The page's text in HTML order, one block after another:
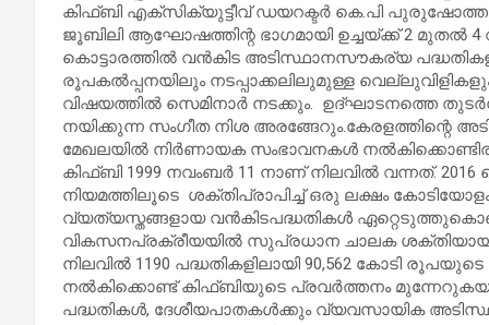
കിഫ്ബി എക്സിക്യുട്ടീവ് ഡയറക്ടർ കെ.പി
ജൂബിലി ആഘോഷത്തിന്റ ഭാഗമായി ഉച്ചയ്ക്ക് 2 മുതൽ
കൊട്ടാരത്തിൽ വൻകിട അടിസ്ഥാനസൗകര്യ
രൂപകൽപ്പനയിലും നടപ്പാക്കലിലുമുള്ള
വിഷയത്തിൽ സെമിനാർ നടക്കും. ഉദ്ഘാടനത്തെ
നയിക്കുന്ന സംഗീത നിശ അരങ്ങേറും.കേരളത്തിന്റെ
മേഖലയിൽ നിർണായക സംഭാവനകൾ
കിഫ്ബി 1999 നവംബർ 11 നാണ് നിലവിൽ വന്നത്. 2016
നിയമത്തിലൂടെ ശക്തിപ്രാപിച്ച് ഒരു ലക്ഷം
വ്യത്യസ്തങ്ങളായ വൻകിടപദ്ധതികൾ
വികസനപ്രക്രീയയിൽ സുപ്രധാന ചാലക
നിലവിൽ 1190 പദ്ധതികളിലായി 90,562 കോടി
നൽകിക്കൊണ്ട് കിഫ്ബിയുടെ പ്രവർത്തനം
പദ്ധതികൾ, ദേശീയപാതകൾക്കും വ്യവസായിക